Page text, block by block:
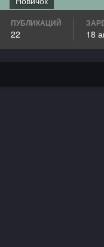
ПУБЛИКАЦИЙ
22 18